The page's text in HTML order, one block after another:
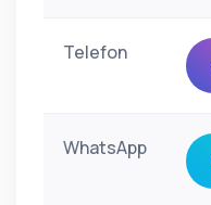
Telefon
WhatsApp